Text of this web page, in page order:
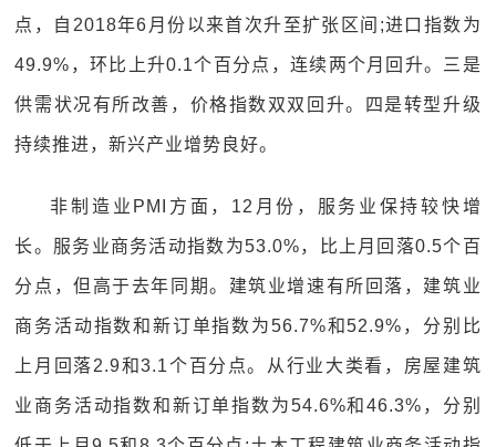
点，自2018年6月份以来首次升至扩张区间;进口指数为
49.9%，环比上升0.1个百分点，连续两个月回升。三是
供需状况有所改善，价格指数双双回升。四是转型升级
持续推进，新兴产业增势良好。
非制造业PMI方面，12月份，服务业保持较快增
长。服务业商务活动指数为53.0%，比上月回落0.5个百
分点，但高于去年同期。建筑业增速有所回落，建筑业
商务活动指数和新订单指数为56.7%和52.9%，分别比
上月回落2.9和3.1个百分点。从行业大类看，房屋建筑
业商务活动指数和新订单指数为54.6%和46.3%，分别